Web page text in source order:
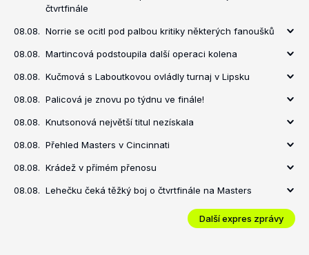
čtvrtfinále
08.08. Norrie se ocitl pod palbou kritiky některých fanoušků
08.08. Martincová podstoupila další operaci kolena
08.08. Kučmová s Laboutkovou ovládly turnaj v Lipsku
08.08. Palicová je znovu po týdnu ve finále!
08.08. Knutsonová největší titul nezískala
08.08. Přehled Masters v Cincinnati
08.08. Krádež v přímém přenosu
08.08. Lehečku čeká těžký boj o čtvrtfinále na Masters
Další expres zprávy